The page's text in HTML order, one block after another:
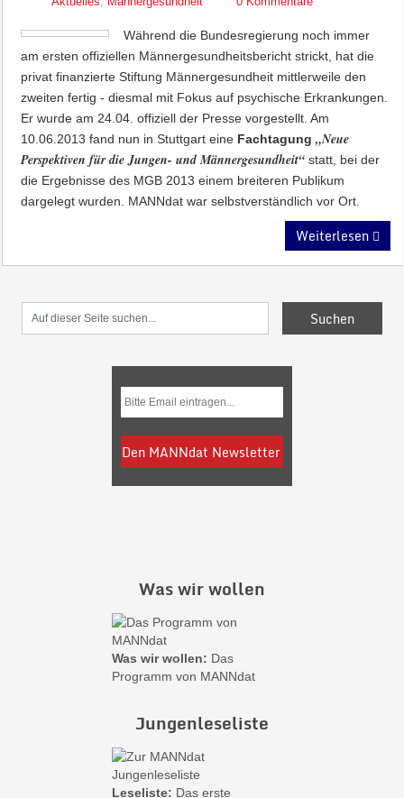
Während die Bundesregierung noch immer
am ersten offiziellen Männergesundheitsbericht strickt, hat die
privat finanzierte Stiftung Männergesundheit mittlerweile den
zweiten fertig - diesmal mit Fokus auf psychische Erkrankungen.
Er wurde am 24.04. offiziell der Presse vorgestellt. Am
10.06.2013 fand nun in Stuttgart eine Fachtagung „Neue
Perspektiven für die Jungen- und Männergesundheit“ statt, bei der
die Ergebnisse des MGB 2013 einem breiteren Publikum
dargelegt wurden. MANNdat war selbstverständlich vor Ort.
Weiterlesen
Was wir wollen
Was wir wollen: Das
Programm von MANNdat
Jungenleseliste
Leseliste: Das erste